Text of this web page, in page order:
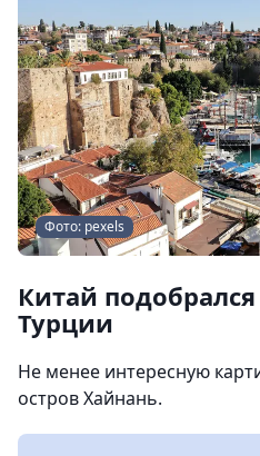
Фото: pexels
Китай
Турции
Не менее интересную
остров Хайнань.